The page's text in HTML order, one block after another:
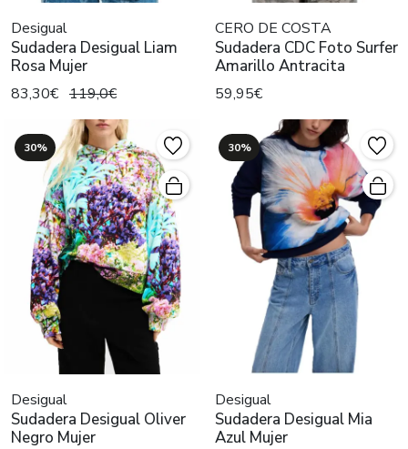
Desigual
Sudadera Desigual Liam
Rosa Mujer
83,30€ 119,0€
CERO DE COSTA
Sudadera CDC Foto Surfer
Amarillo Antracita
59,95€
30%
Desigual
Sudadera Desigual Oliver
Negro Mujer
30%
Desigual
Sudadera Desigual Mia
Azul Mujer